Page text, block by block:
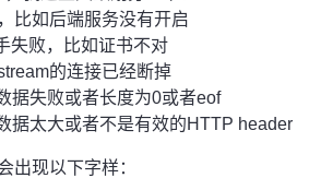
比如后端服务没有开启
失败，比如证书不对
的连接已经断掉
据失败或者长度为0或者eof
据太大或者不是有效的HTTP header
出现以下字样：